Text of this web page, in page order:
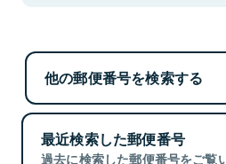
他の郵便番号を検索する
最近検索した郵便番号
過去に検索した郵便番号をご覧